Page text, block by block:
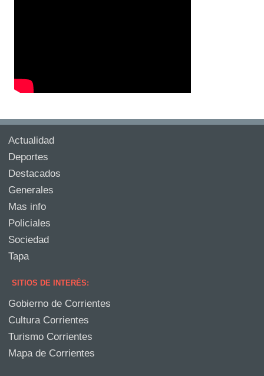
Actualidad
Deportes
Destacados
Generales
Mas info
Policiales
Sociedad
Tapa
SITIOS DE INTERÉS:
Gobierno de Corrientes
Cultura Corrientes
Turismo Corrientes
Mapa de Corrientes